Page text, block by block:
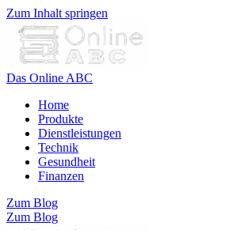
Zum Inhalt springen
Das Online ABC
Home
Produkte
Dienstleistungen
Technik
Gesundheit
Finanzen
Zum Blog
Zum Blog